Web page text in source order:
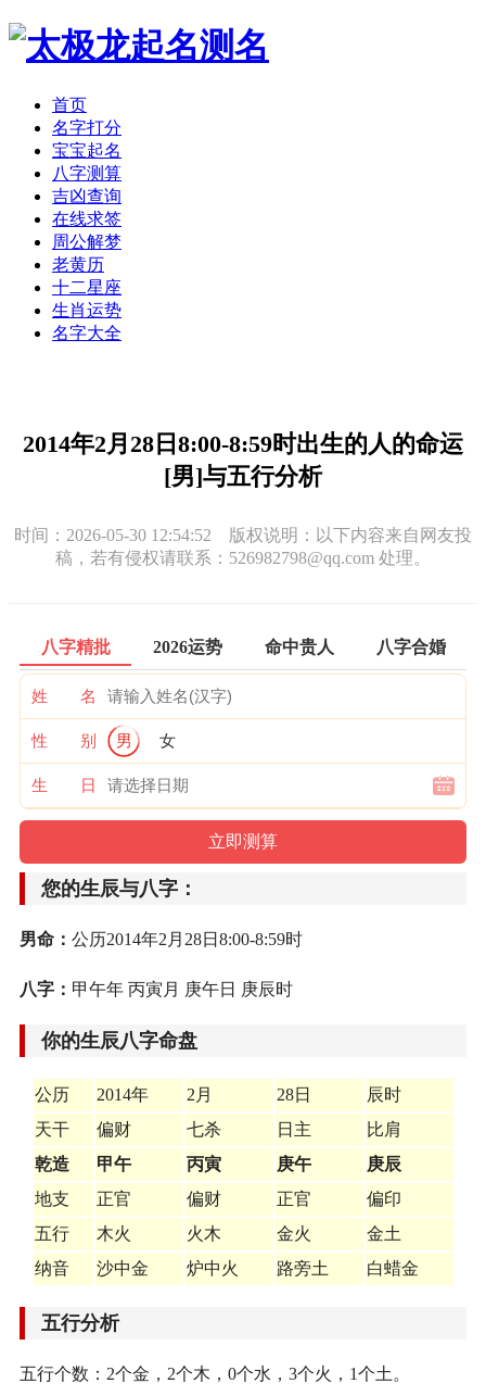
首页
名字打分
宝宝起名
八字测算
吉凶查询
在线求签
周公解梦
老黄历
十二星座
生肖运势
名字大全
2014年2月28日8:00-8:59时出生的人的命运
[男]与五行分析
时间：2026-05-30 12:54:52 版权说明：以下内容来自网友投
稿，若有侵权请联系：526982798@qq.com 处理。
八字精批 2026运势 命中贵人 八字合婚
姓 名
性 别 男 女
生 日
您的生辰与八字：
男命： 公历2014年2月28日8:00-8:59时
八字： 甲午年 丙寅月 庚午日 庚辰时
你的生辰八字命盘
公历 2014年 2月 28日
辰时
天干
偏财 七杀 日主
比肩
乾造
甲午 丙寅 庚午
庚辰
地支
正官 偏财 正官
偏印
五行
木火 火木 金火
金土
纳音
沙中金 炉中火 路旁土 白蜡金
五行分析
五行个数：2个金，2个木，0个水，3个火，1个土。